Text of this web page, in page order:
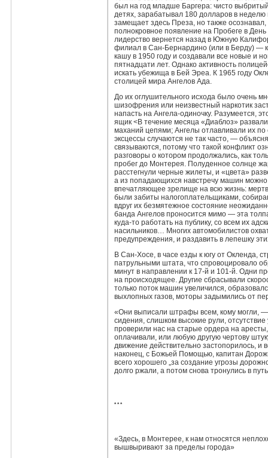
был на год младше Баргера: чисто
детях, зарабатывал 180 долларов в неделю
замещает здесь Преза, но также
полнокровное появление на Пробеге в
лидерство вернется назад в Южную
филиал в Сан‑Бернардино (или в Берду) —
кашу в 1950 году и создавали все новые и
пятнадцати лет. Однако активность
искать убежища в Бей Эреа. К 1965 году
столицей мира Ангелов Ада.
До их оглушительного исхода было очень
шизофрения или неизвестный наркотик
напасть на Ангела‑одиночку. Разумеется,
ящик <В течение месяца «Диаблоз»
маханий цепями; Ангелы отлавливали их
эксцессы случаются не так часто, —
связываются, потому что такой конфликт
разговоры о котором продолжались, как
пробег до Монтерея. Полуденное солнце
расстегнули черные жилеты, и «цвета»
а из попадающихся навстречу машин
впечатляющее зрелище на всю жизнь:
были забиты налогоплательщиками,
вдруг их безмятежное состояние
банда Ангелов проносится мимо — эта
куда‑то работать на публику, со всем их
насильников… Многих автомобилистов
предупреждения, и раздавить в лепешку
В Сан‑Хосе, в часе езды к югу от Окленда,
патрульными штата, что спровоцировало
минут в направлении к 17‑й и 101‑й. Одни
на происходящее. Другие сбрасывали
только поток машин увеличился,
выхлопных газов, моторы задымились от
«Они выписали штрафы всем, кому могли, —
сидения, слишком высокие рули,
проверили нас на старые ордера на
оплачивали, или любую другую чертову
движение действительно застопорилось, и
наконец, с Божьей Помощью, капитан
всего хорошего „за создание угрозы
долго ржали, а потом снова тронулись в
* * *
«Здесь, в Монтерее, к нам относятся
вышвыривают за пределы города»